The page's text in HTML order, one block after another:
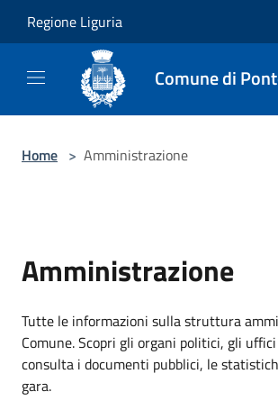
Regione Liguria
Comune di
Home > Amministrazione
Amministrazione
Tutte le informazioni sulla struttura
Comune. Scopri gli organi politici, gli
consulta i documenti pubblici, le
gara.